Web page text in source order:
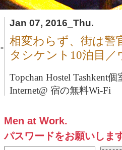
Jan 07, 2016_Thu.
■
相変わらず、街は警
タシケント10泊目
Topchan Hostel Tashkent個
Internet@ 宿の無料Wi-Fi
Men at Work.
パスワードをお願いしま